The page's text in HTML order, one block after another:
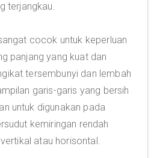
terjangkau.
cocok untuk keperluan
panjang yang kuat dan
tersembunyi dan lembah
garis-garis yang bersih
untuk digunakan pada
kemiringan rendah
atau horisontal.